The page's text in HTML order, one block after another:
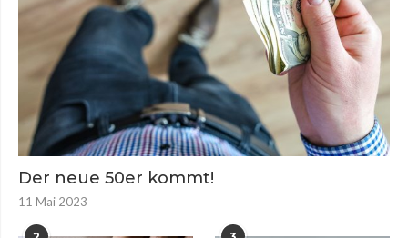
Der neue 50er kommt!
11 Mai 2023